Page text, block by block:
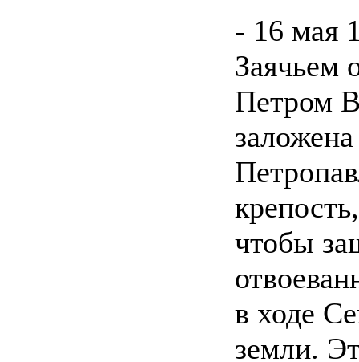
- 16 мая
Заячьем
Петром
заложена
чтобы
в ходе
земли.